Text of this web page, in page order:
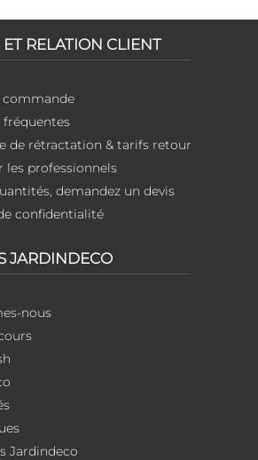
ET RELATION CLIENT
commande
de rétractation & tarifs retour
les professionnels
demandez un devis
confidentialité
JARDINDECO
nous
Jardindeco